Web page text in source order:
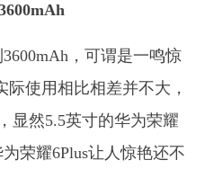
，可谓是一鸣惊
际使用相比相差并不大，
显然5.5英寸的华为荣耀
荣耀6Plus让人惊艳还不